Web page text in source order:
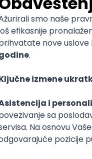
nije umro žaleći što
prijatelja ili sebe.
kao da ste
ne postanete.
i nije tako
sa zubima su